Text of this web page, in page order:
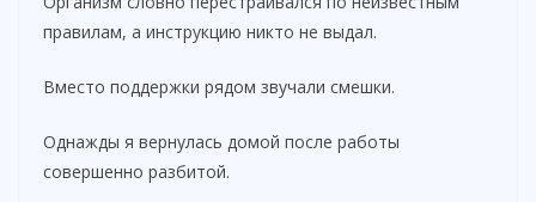
правилам, а инструкцию никто не выдал.
Вместо поддержки рядом звучали смешки.
Однажды я вернулась домой после работы
совершенно разбитой.